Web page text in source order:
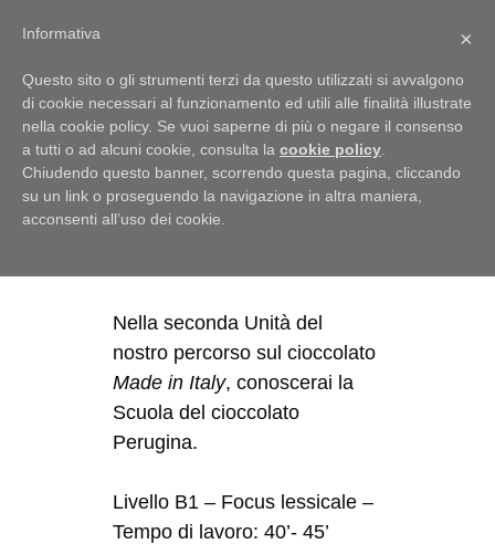
Menu
Perugina. Scuola
del cioccolato
Nella seconda Unità del
nostro percorso sul cioccolato
Made in Italy, conoscerai la
Scuola del cioccolato
Perugina.
Livello B1 – Focus lessicale –
Tempo di lavoro: 40’- 45’
×
Informativa
Questo sito o gli strumenti terzi da questo utilizzati si avvalgono
di cookie necessari al funzionamento ed utili alle finalità illustrate
nella cookie policy. Se vuoi saperne di più o negare il consenso
a tutti o ad alcuni cookie, consulta la cookie policy
Chiudendo questo banner, scorrendo questa pagina, cliccando
su un link o proseguendo la navigazione in altra maniera,
acconsenti all’uso dei cookie.